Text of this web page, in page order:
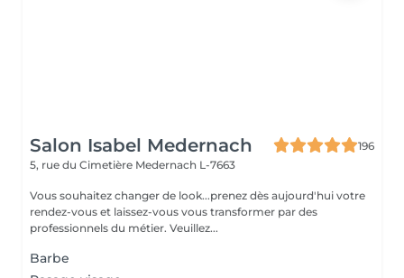
Salon Isabel Medernach
196
5, rue du Cimetière Medernach L-7663
Vous souhaitez changer de look...prenez dès aujourd'hui votre
rendez-vous et laissez-vous vous transformer par des
professionnels du métier. Veuillez...
Barbe